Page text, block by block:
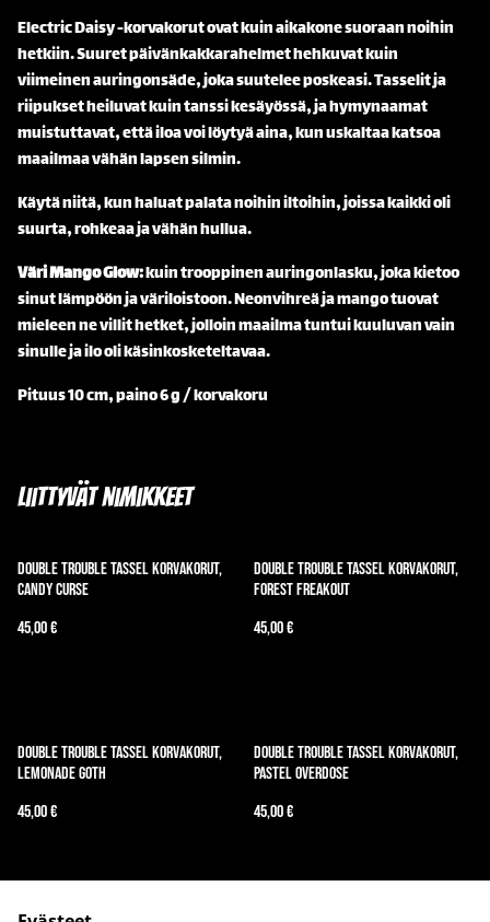
Electric Daisy -korvakorut ovat kuin aikakone suoraan noihin
hetkiin. Suuret päivänkakkarahelmet hehkuvat kuin
viimeinen auringonsäde, joka suutelee poskeasi. Tasselit ja
riipukset heiluvat kuin tanssi kesäyössä, ja hymynaamat
muistuttavat, että iloa voi löytyä aina, kun uskaltaa katsoa
maailmaa vähän lapsen silmin.
Käytä niitä, kun haluat palata noihin iltoihin, joissa kaikki oli
suurta, rohkeaa ja vähän hullua.
Väri Mango Glow:kuin trooppinen auringonlasku, joka kietoo
sinut lämpöön ja väriloistoon. Neonvihreä ja mango tuovat
mieleen ne villit hetket, jolloin maailma tuntui kuuluvan vain
sinulle ja ilo oli käsinkosketeltavaa.
Pituus 10 cm, paino 6 g / korvakoru
Liittyvät nimikkeet
Double trouble tassel korvakorut,
candy curse
45,00 €
Double Trouble Tassel korvakorut,
Forest Freakout
45,00 €
Double trouble tassel korvakorut,
lemonade goth
45,00 €
Double trouble tassel korvakorut,
pastel overdose
45,00 €